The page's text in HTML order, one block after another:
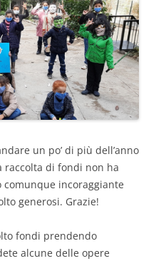
un po’ di più dell’anno
raccolta di fondi non ha
comunque incoraggiante
generosi. Grazie!
fondi prendendo
alcune delle opere